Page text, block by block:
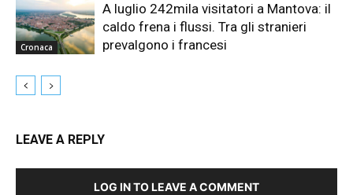
Cronaca
A luglio 242mila visitatori a Mantova: il
caldo frena i flussi. Tra gli stranieri
prevalgono i francesi
LEAVE A REPLY
LOG IN TO LEAVE A COMMENT